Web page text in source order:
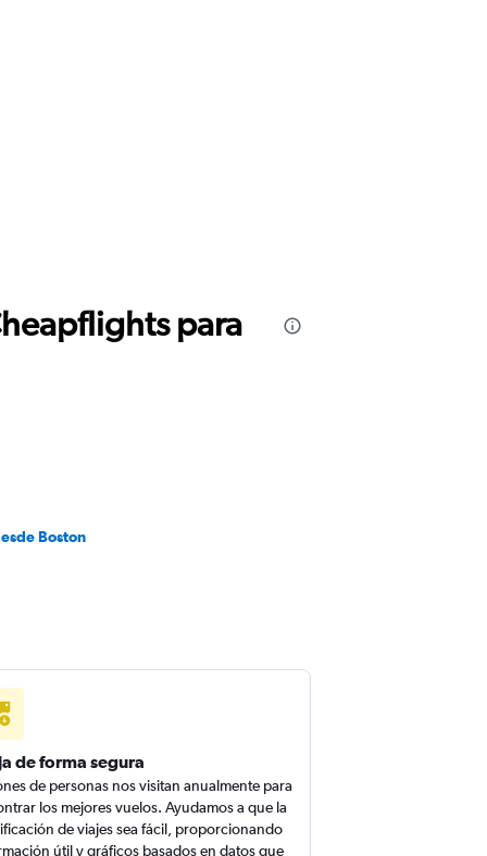
para
Boston
de forma segura
de personas nos visitan anualmente para
los mejores vuelos. Ayudamos a que la
de viajes sea fácil, proporcionando
útil y gráficos basados en datos que